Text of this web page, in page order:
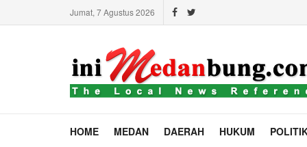
Jumat, 7 Agustus 2026
HOME MEDAN DAERAH HUKUM